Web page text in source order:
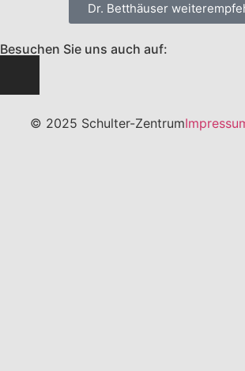
Dr. Betthäuser
Besuchen Sie uns auch auf:
© 2025 Schulter-Zentrum